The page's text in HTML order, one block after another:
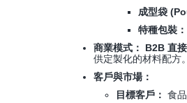
成型袋
特種包裝：
商業模式：
B2B 直
供定製化的材料配方。
客戶與市場：
目標客戶： 食